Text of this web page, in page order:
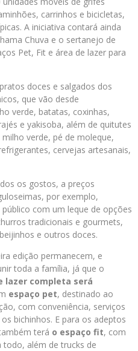
carrinhos e bicicletas,
A iniciativa contará ainda
Chuva e o sertanejo de
Pet, Fit e área de lazer para
doces e salgados dos
que vão desde
verde, batatas, coxinhas,
e yakisoba, além de quitutes
verde, pé de moleque,
cervejas artesanais,
os gostos, a preços
por exemplo,
com um leque de opções
tradicionais e gourmets,
e outros doces.
edição permanecem, e
toda a família, já que o
lazer completa será
espaço pet, destinado ao
com conveniência, serviços
bichinhos. E para os adeptos
terá o espaço fit, com
todo, além de trucks de